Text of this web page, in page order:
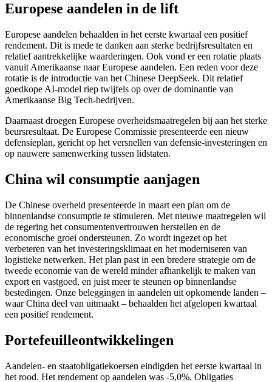
Europese aandelen in de lift
Europese aandelen behaalden in het eerste kwartaal een positief
rendement. Dit is mede te danken aan sterke bedrijfsresultaten en
relatief aantrekkelijke waarderingen. Ook vond er een rotatie plaats
vanuit Amerikaanse naar Europese aandelen. Een reden voor deze
rotatie is de introductie van het Chinese DeepSeek. Dit relatief
goedkope AI-model riep twijfels op over de dominantie van
Amerikaanse Big Tech-bedrijven.
Daarnaast droegen Europese overheidsmaatregelen bij aan het sterke
beursresultaat. De Europese Commissie presenteerde een nieuw
defensieplan, gericht op het versnellen van defensie-investeringen en
op nauwere samenwerking tussen lidstaten.
China wil consumptie aanjagen
De Chinese overheid presenteerde in maart een plan om de
binnenlandse consumptie te stimuleren. Met nieuwe maatregelen wil
de regering het consumentenvertrouwen herstellen en de
economische groei ondersteunen. Zo wordt ingezet op het
verbeteren van het investeringsklimaat en het moderniseren van
logistieke netwerken. Het plan past in een bredere strategie om de
tweede economie van de wereld minder afhankelijk te maken van
export en vastgoed, en juist meer te steunen op binnenlandse
bestedingen. Onze beleggingen in aandelen uit opkomende landen –
waar China deel van uitmaakt – behaalden het afgelopen kwartaal
een positief rendement.
Portefeuilleontwikkelingen
Aandelen- en staatobligatiekoersen eindigden het eerste kwartaal in
het rood. Het rendement op aandelen was -5,0%. Obligaties